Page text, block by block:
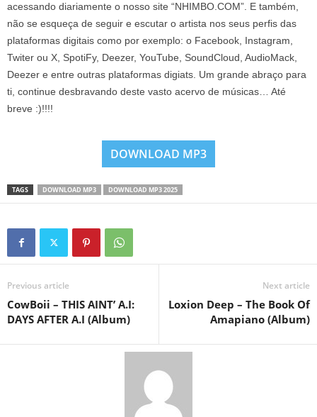
acessando diariamente o nosso site “NHIMBO.COM”. E também,
não se esqueça de seguir e escutar o artista nos seus perfis das
plataformas digitais como por exemplo: o Facebook, Instagram,
Twiter ou X, SpotiFy, Deezer, YouTube, SoundCloud, AudioMack,
Deezer e entre outras plataformas digiats. Um grande abraço para
ti, continue desbravando deste vasto acervo de músicas… Até
breve :)!!!!
DOWNLOAD MP3
TAGS DOWNLOAD MP3 DOWNLOAD MP3 2025
Previous article
CowBoii – THIS AINT’ A.I:
DAYS AFTER A.I (Album)
Next article
Loxion Deep – The Book Of
Amapiano (Album)